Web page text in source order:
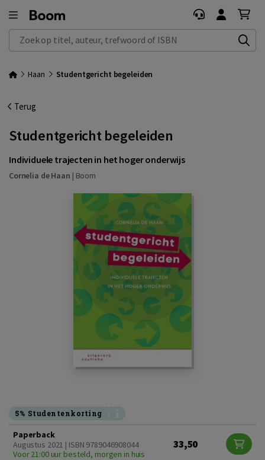
Zoek op titel, auteur, trefwoord of ISBN
Haan Studentgericht begeleiden
Terug
Studentgericht begeleiden
Individuele trajecten in het hoger onderwijs
Cornelia de Haan | Boom
5% Studentenkorting
Paperback
Augustus 2021 | ISBN 9789046908044
Voor 21:00 uur besteld, morgen in huis
33,50